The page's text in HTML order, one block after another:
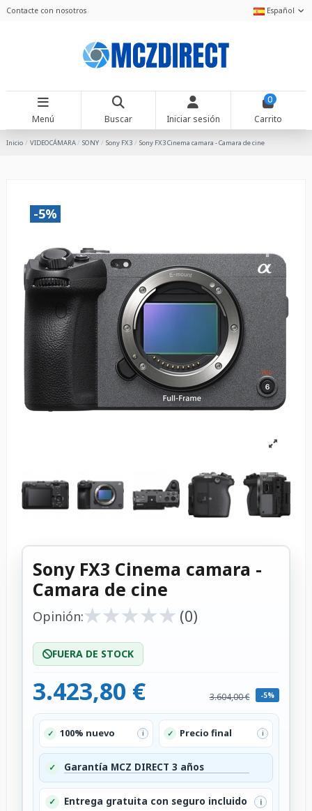
Contacte con nosotros Español
Menú Buscar Iniciar sesión
0
Carrito
Inicio VIDEOCÁMARA SONY Sony FX3 Sony FX3 Cinema camara - Camara de cine
-5%
Sony FX3 Cinema camara -
Camara de cine
Opinión:★
★★
★★
★★
★★
★ (0)
FUERA DE STOCK
3.423,80 € 3.604,00 € -5%
✓ 100% nuevo i ✓ Precio final i
✓ Garantía MCZ DIRECT 3 años
✓ Entrega gratuita con seguro incluido i